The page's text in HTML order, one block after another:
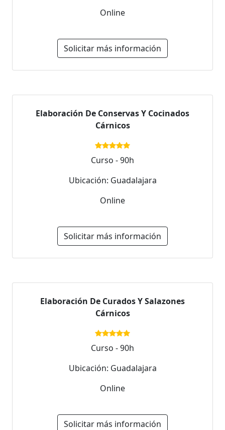
Online
Solicitar más información
Elaboración De Conservas Y Cocinados
Cárnicos
Curso - 90h
Ubicación: Guadalajara
Online
Solicitar más información
Elaboración De Curados Y Salazones
Cárnicos
Curso - 90h
Ubicación: Guadalajara
Online
Solicitar más información